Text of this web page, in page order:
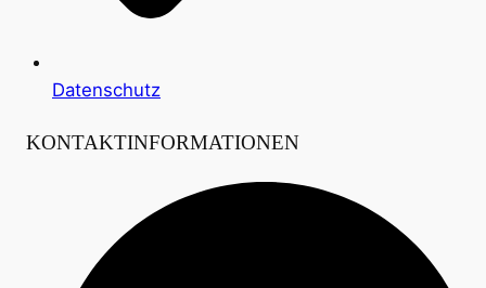
Datenschutz
KONTAKTINFORMATIONEN